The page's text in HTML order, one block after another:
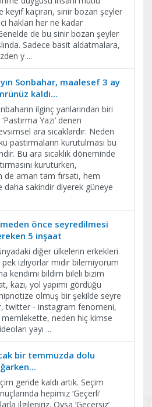
keyif kaçıran, sinir bozan şeyler
hakları her ne kadar
de bu sinir bozan şeyler
Sadece basit aldatmalara,
y ...
Sonbahar, maalesef 3 ay
kaldı…
ilginç yanlarından biri
Yazı’ denen
ara sıcaklardır. Neden
pastırmaların kurutulması bu
Bu ara sıcaklık döneminde
kuruturken,
de aman tam fırsatı, hem
sakindir diyerek güneye
önce seyredilmesi
5 inşaat
diğer ülkelerin erkekleri
pek izliyorlar mıdır bilemiyorum
kendimi bildim bileli bizim
kazı, yol yapımı gördüğü
olmuş bir şekilde seyre
twitter - instagram fenomeni,
neden hiç kimse
yayı ...
bir temmuzda dolu
geride kaldı artık. Seçim
hepimiz ‘Geçerli’
ilgileniriz. Oysa ‘Geçersiz’